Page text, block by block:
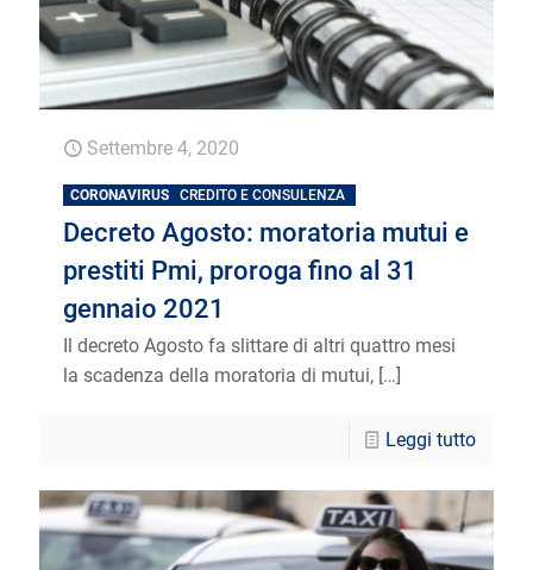
Settembre 4, 2020
CORONAVIRUS CREDITO E CONSULENZA
Decreto Agosto: moratoria mutui e
prestiti Pmi, proroga fino al 31
gennaio 2021
Il decreto Agosto fa slittare di altri quattro mesi
la scadenza della moratoria di mutui, […]
Leggi tutto